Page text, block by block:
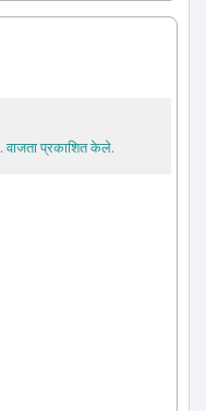
. वाजता प्रकाशित केले.